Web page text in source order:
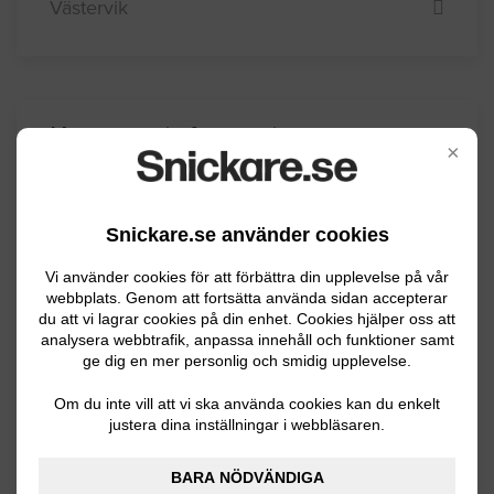
×
Snickare.se använder cookies
Vi använder cookies för att förbättra din upplevelse på vår
webbplats. Genom att fortsätta använda sidan accepterar
du att vi lagrar cookies på din enhet. Cookies hjälper oss att
analysera webbtrafik, anpassa innehåll och funktioner samt
ge dig en mer personlig och smidig upplevelse.
Om du inte vill att vi ska använda cookies kan du enkelt
justera dina inställningar i webbläsaren.
BARA NÖDVÄNDIGA
Västervik
Kommuninformation
Vimmerby kommun ligger i Småland i östra
15500 invånare. Här finns Astrid Lindgrens
värld som är ett av Sveriges populäraste
resmål. Inom näringslivet dominerar därför
turism men även livsmedelindsutri och
gjuteri-branschen är på stark frammarsch.
BYGGLOVSINFORMATION FÖR VIMMERBY